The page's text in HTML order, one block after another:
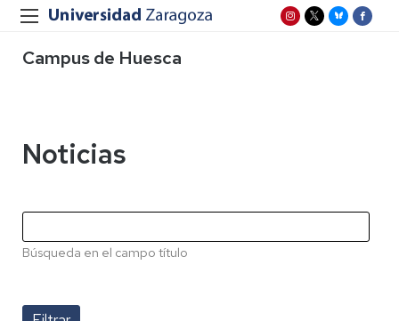
Campus de Huesca
Noticias
Búsqueda en el campo título